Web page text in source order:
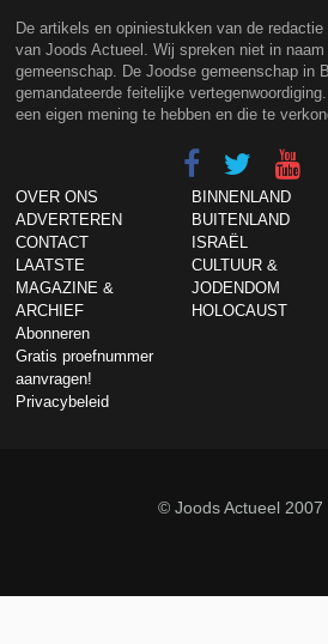
De artikels en opiniestukken van de
van Joods Actueel. Wij spreken niet in
gemeenschap. De Joodse gemeenschap in
gemandateerde feitelijke
een eigen mening te hebben en die te
OVER ONS
ADVERTEREN
CONTACT
LAATSTE
MAGAZINE &
ARCHIEF
Abonneren
Gratis proefnummer
aanvragen!
Privacybeleid
BINNENLAND
BUITENLAND
ISRAËL
CULTUUR &
JODENDOM
HOLOCAUST
© Joods Actueel 2007